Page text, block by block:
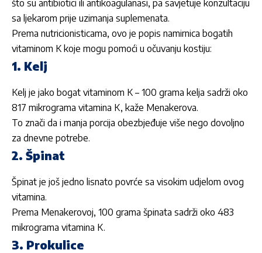
što su antibiotici ili antikoagulanasi, pa savjetuje konzultaciju
sa ljekarom prije uzimanja suplemenata.
Prema nutricionisticama, ovo je popis namirnica bogatih
vitaminom K koje mogu pomoći u očuvanju kostiju:
1. Kelj
Kelj je jako bogat vitaminom K – 100 grama kelja sadrži oko
817 mikrograma vitamina K, kaže Menakerova.
To znači da i manja porcija obezbjeđuje više nego dovoljno
za dnevne potrebe.
2. Špinat
Špinat je još jedno lisnato povrće sa visokim udjelom ovog
vitamina.
Prema Menakerovoj, 100 grama špinata sadrži oko 483
mikrograma vitamina K.
3. Prokulice